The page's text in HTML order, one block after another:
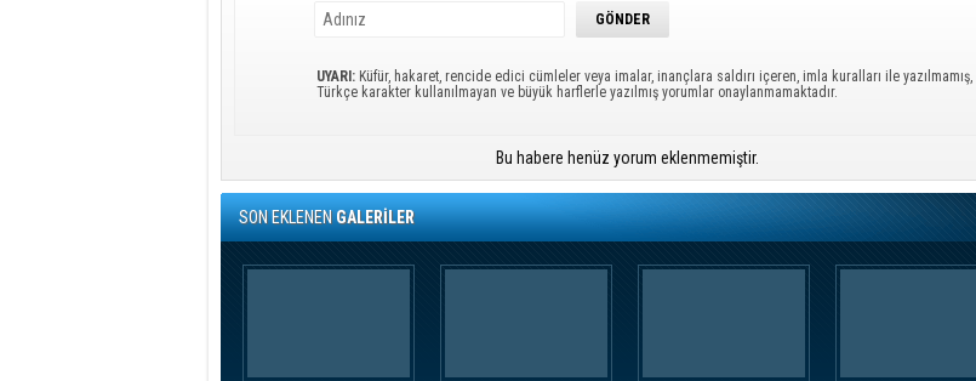
UYARI: Küfür, hakaret, rencide edici cümleler veya imalar, inançlara saldırı içeren, imla kuralları ile yazılmamış,
Türkçe karakter kullanılmayan ve büyük harflerle yazılmış yorumlar onaylanmamaktadır.
Bu habere henüz yorum eklenmemiştir.
SON EKLENENGALERİLER